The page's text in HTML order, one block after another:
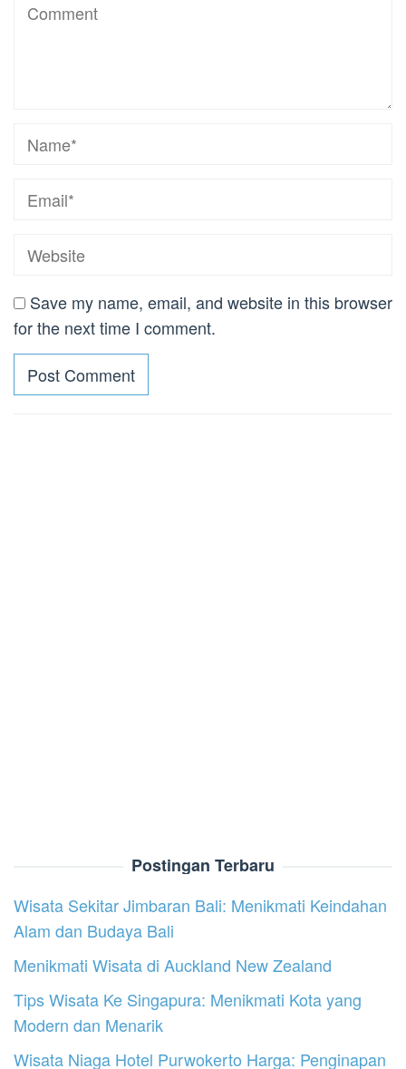
Save my name, email, and website in this browser
for the next time I comment.
Postingan Terbaru
Wisata Sekitar Jimbaran Bali: Menikmati Keindahan
Alam dan Budaya Bali
Menikmati Wisata di Auckland New Zealand
Tips Wisata Ke Singapura: Menikmati Kota yang
Modern dan Menarik
Wisata Niaga Hotel Purwokerto Harga: Penginapan